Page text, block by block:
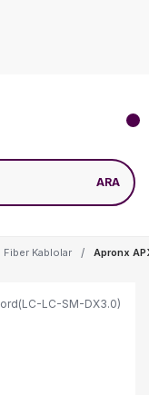
ARA
Fiber Kablolar Apronx